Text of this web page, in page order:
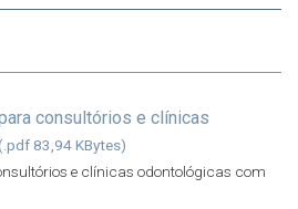
consultórios e clínicas
83,94 KBytes)
e clínicas odontológicas com